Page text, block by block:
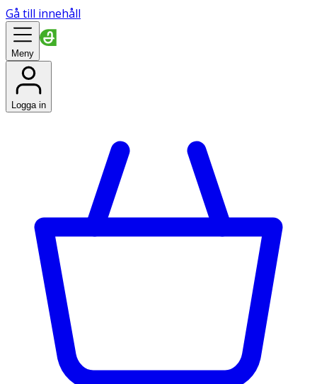
Gå till innehåll
Meny
Logga in